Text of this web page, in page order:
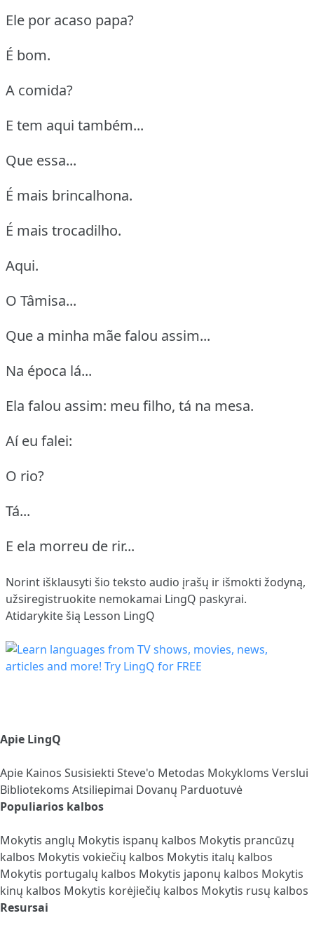
Ele por acaso papa?
É bom.
A comida?
E tem aqui também...
Que essa...
É mais brincalhona.
É mais trocadilho.
Aqui.
O Tâmisa...
Que a minha mãe falou assim...
Na época lá...
Ela falou assim: meu filho, tá na mesa.
Aí eu falei:
O rio?
Tá...
E ela morreu de rir...
Norint išklausyti šio teksto audio įrašų ir išmokti žodyną,
užsiregistruokite nemokamai LingQ paskyrai.
Atidarykite šią Lesson LingQ
Apie LingQ
Apie Kainos Susisiekti Steve'o Metodas Mokykloms Verslui
Bibliotekoms Atsiliepimai Dovanų Parduotuvė
Populiarios kalbos
Mokytis anglų Mokytis ispanų kalbos Mokytis prancūzų
kalbos Mokytis vokiečių kalbos Mokytis italų kalbos
Mokytis portugalų kalbos Mokytis japonų kalbos Mokytis
kinų kalbos Mokytis korėjiečių kalbos Mokytis rusų kalbos
Resursai